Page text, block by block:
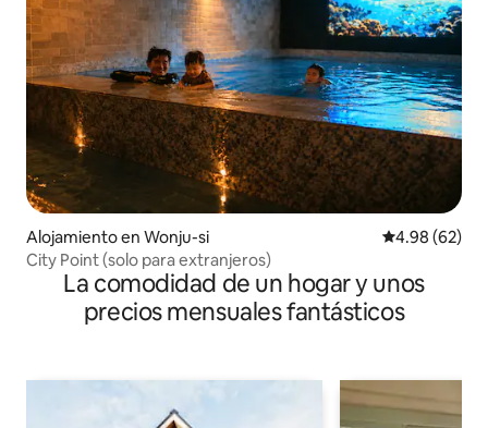
Alojamiento en Wonju-si Calificación
4.98 (62)
City Point (solo para extranjeros)
La comodidad de un hogar y unos
precios mensuales fantásticos